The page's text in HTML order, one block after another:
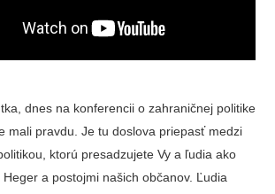
dnes na konferencii o zahraničnej politike
mali pravdu. Je tu doslova priepasť medzi
ktorú presadzujete Vy a ľudia ako
a postojmi našich občanov. Ľudia